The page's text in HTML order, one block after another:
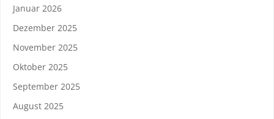
Januar 2026
Dezember 2025
November 2025
Oktober 2025
September 2025
August 2025